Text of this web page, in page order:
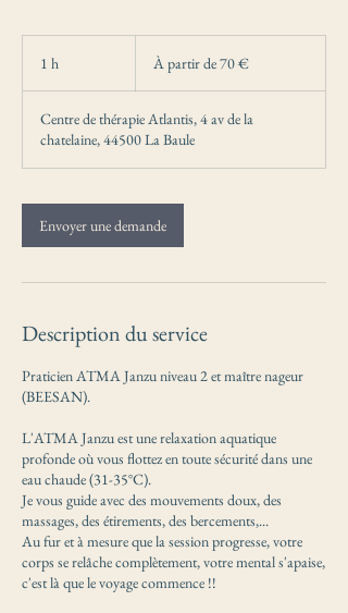
1 h
partir
euros
À partir de 70 €
Centre de thérapie Atlantis, 4 av de la
chatelaine, 44500 La Baule
Envoyer une demande
Description du service
Praticien ATMA Janzu niveau 2 et maître nageur
(BEESAN).
L'ATMA Janzu est une relaxation aquatique
profonde où vous flottez en toute sécurité dans une
eau chaude (31-35°C).
Je vous guide avec des mouvements doux, des
massages, des étirements, des bercements,...
Au fur et à mesure que la session progresse, votre
corps se relâche complètement, votre mental s'apaise,
c'est là que le voyage commence !!